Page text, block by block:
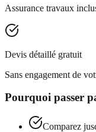
Assurance travaux
Devis détaillé gratuit
Sans engagement de
Pourquoi passer
Comparez